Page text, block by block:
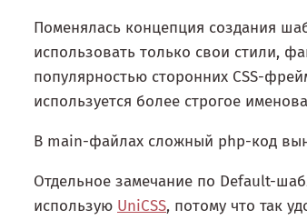
Поменялась концепция создания
использовать только свои стили,
популярностью сторонних CSS-
используется более строгое
В main-файлах сложный php-код
Отдельное замечание по Default-
использую UniCSS, потому что так